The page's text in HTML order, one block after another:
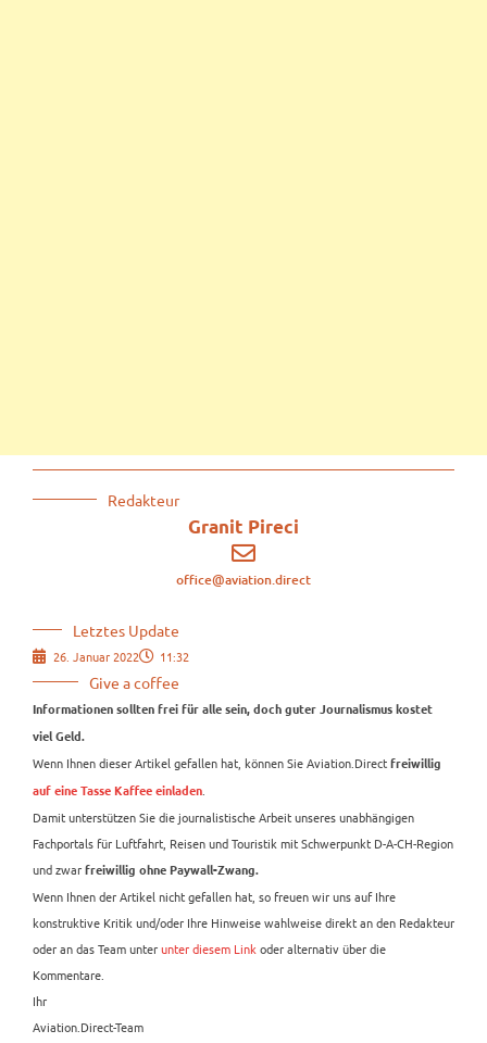
Redakteur
Granit Pireci
office@aviation.direct
Letztes Update
26. Januar 2022 11:32
Give a coffee
Informationen sollten frei für alle sein, doch guter Journalismus kostet
viel Geld.
Wenn Ihnen dieser Artikel gefallen hat, können Sie Aviation.Direct freiwillig
auf eine Tasse Kaffee einladen
Damit unterstützen Sie die journalistische Arbeit unseres unabhängigen
Fachportals für Luftfahrt, Reisen und Touristik mit Schwerpunkt D-A-CH-Region
und zwar freiwillig ohne Paywall-Zwang.
Wenn Ihnen der Artikel nicht gefallen hat, so freuen wir uns auf Ihre
konstruktive Kritik und/oder Ihre Hinweise wahlweise direkt an den Redakteur
oder an das Team unterunter diesem Link oder alternativ über die
Kommentare.
Ihr
Aviation.Direct-Team